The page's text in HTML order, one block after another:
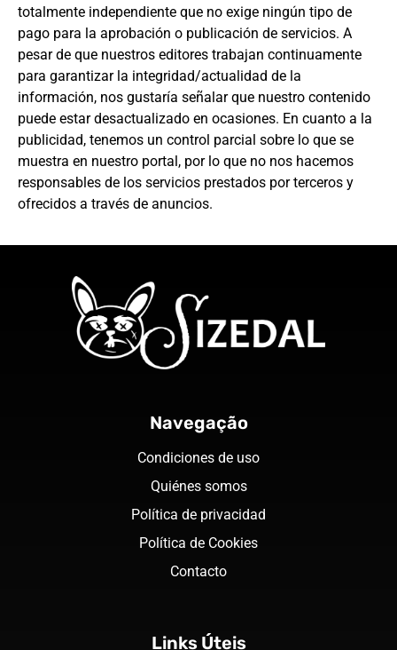
totalmente independiente que no exige ningún tipo de
pago para la aprobación o publicación de servicios. A
pesar de que nuestros editores trabajan continuamente
para garantizar la integridad/actualidad de la
información, nos gustaría señalar que nuestro contenido
puede estar desactualizado en ocasiones. En cuanto a la
publicidad, tenemos un control parcial sobre lo que se
muestra en nuestro portal, por lo que no nos hacemos
responsables de los servicios prestados por terceros y
ofrecidos a través de anuncios.
Navegação
Condiciones de uso
Quiénes somos
Política de privacidad
Política de Cookies
Contacto
Links Úteis